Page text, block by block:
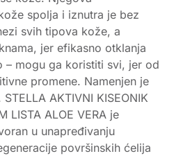
spolja i iznutra je bez
svih tipova kože, a
jer efikasno otklanja
– mogu ga koristiti svi, jer od
promene. Namenjen je
AKTIVNI KISEONIK
LISTA ALOE VERA je
u unapređivanju
površinskih ćelija